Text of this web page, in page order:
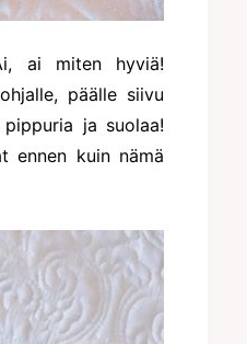
ai miten hyviä!
päälle siivu
ja suolaa!
ennen kuin nämä